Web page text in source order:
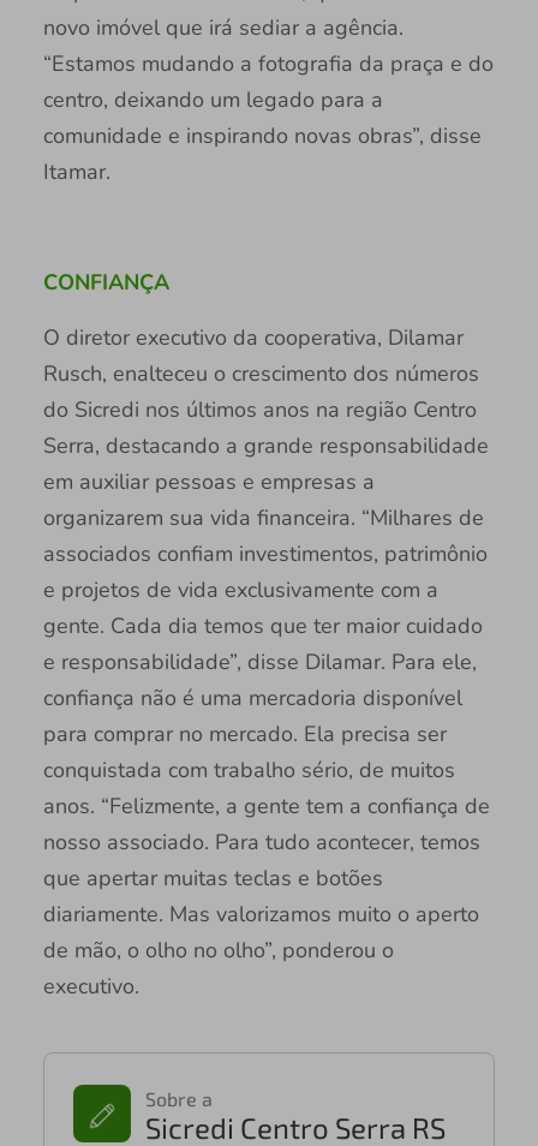
novo imóvel que irá sediar a agência.
“Estamos mudando a fotografia da praça e do
centro, deixando um legado para a
comunidade e inspirando novas obras”, disse
Itamar.
CONFIANÇA
O diretor executivo da cooperativa, Dilamar
Rusch, enalteceu o crescimento dos números
do Sicredi nos últimos anos na região Centro
Serra, destacando a grande responsabilidade
em auxiliar pessoas e empresas a
organizarem sua vida financeira. “Milhares de
associados confiam investimentos, patrimônio
e projetos de vida exclusivamente com a
gente. Cada dia temos que ter maior cuidado
e responsabilidade”, disse Dilamar. Para ele,
confiança não é uma mercadoria disponível
para comprar no mercado. Ela precisa ser
conquistada com trabalho sério, de muitos
anos. “Felizmente, a gente tem a confiança de
nosso associado. Para tudo acontecer, temos
que apertar muitas teclas e botões
diariamente. Mas valorizamos muito o aperto
de mão, o olho no olho”, ponderou o
executivo.
Sobre a
Sicredi Centro Serra RS